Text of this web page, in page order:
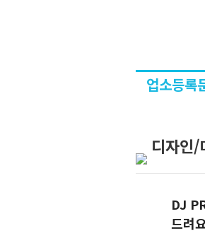
업소등록
디자인
DJ
드려